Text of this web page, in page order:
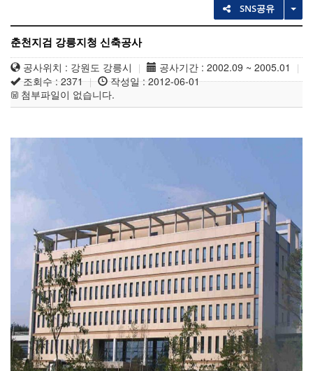
SNS공유
춘천지검 강릉지청 신축공사
공사위치 : 강원도 강릉시 | 공사기간 : 2002.09 ~ 2005.01 |
조회수 : 2371 |
작성일 : 2012-06-01
첨부파일이 없습니다.